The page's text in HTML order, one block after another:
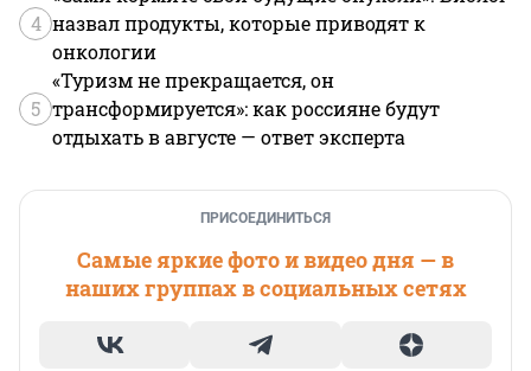
4 назвал продукты, которые приводят к
онкологии
5
«Туризм не прекращается, он
трансформируется»: как россияне будут
отдыхать в августе — ответ эксперта
ПРИСОЕДИНИТЬСЯ
Самые яркие фото и видео дня — в
наших группах в социальных сетях